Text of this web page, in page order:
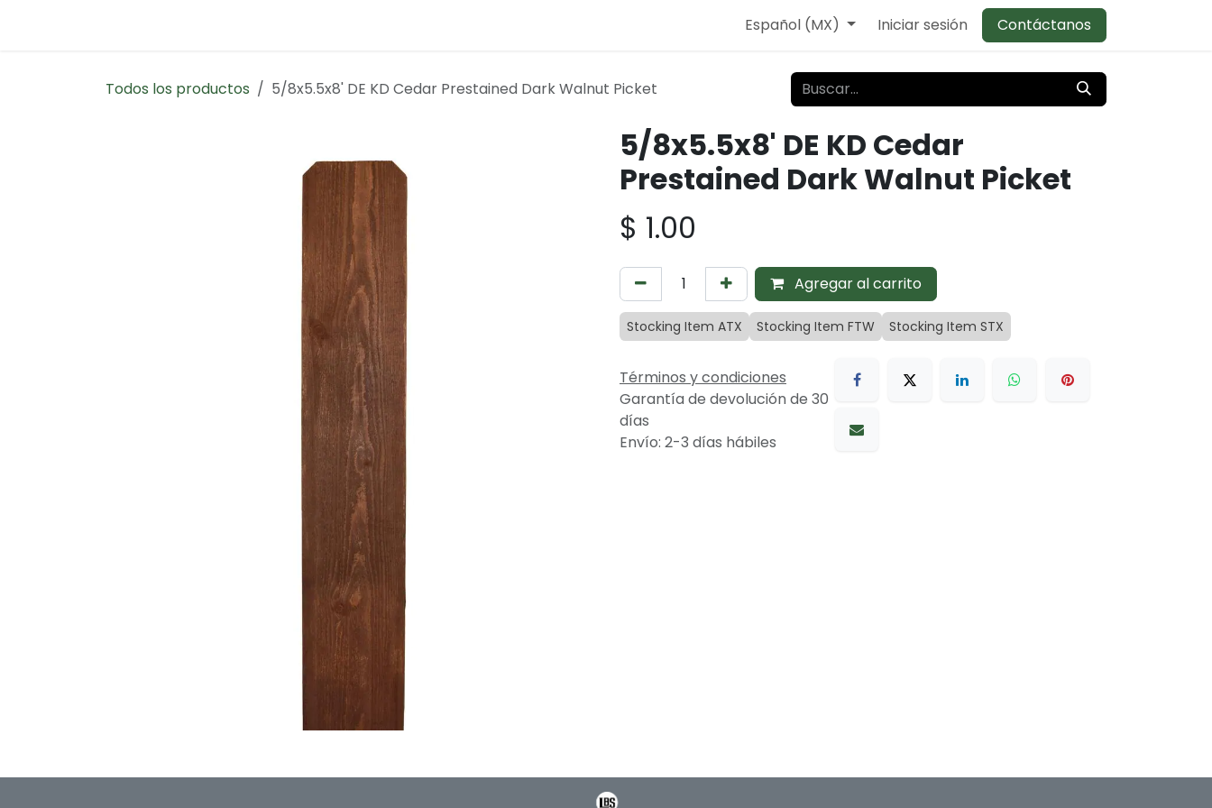
Español (MX) Iniciar sesión Contáctanos
Todos los productos 5/8x5.5x8' DE KD Cedar Prestained Dark Walnut Picket
5/8x5.5x8' DE KD Cedar
Prestained Dark Walnut Picket
$ 1.00
Agregar al carrito
Stocking Item ATX Stocking Item FTW Stocking Item STX
Términos y condiciones
Garantía de devolución de 30
días
Envío: 2-3 días hábiles